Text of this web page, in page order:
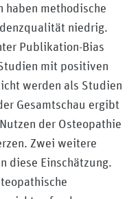
haben methodische
niedrig.
Publikation-Bias
mit positiven
werden als Studien
Gesamtschau ergibt
der Osteopathie
Zwei weitere
diese Einschätzung.